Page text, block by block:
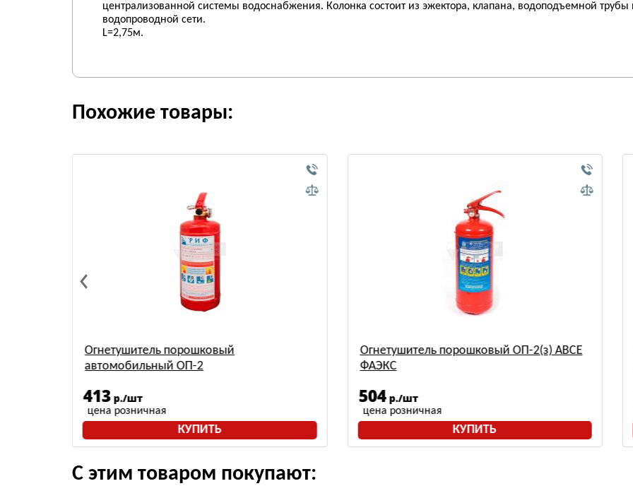
централизованной системы водоснабжения. Колонка состоит из эжектора, клапана, водоподъемной
водопроводной сети.
L=2,75м.
Похожие товары:
Огнетушитель порошковый
автомобильный ОП-2
413 р./шт
цена розничная
КУПИТЬ
Огнетушитель порошковый ОП-2(з) АВСЕ
ФАЭКС
504 р./шт
цена розничная
КУПИТЬ
С этим товаром покупают: